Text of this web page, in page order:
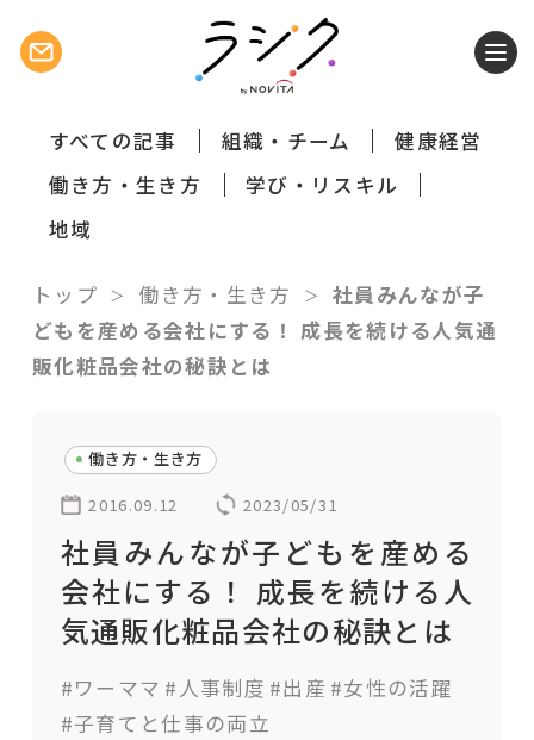
すべての記事 組織・チーム
健康経営
働き方・生き方
学び・リスキル
地域
トップ 働き方・生き方
社員みんなが子
どもを産める会社にする！ 成長を続ける人気通
販化粧品会社の秘訣とは
働き方・生き方
2016.09.12 2023/05/31
社員みんなが子どもを産める
会社にする！ 成長を続ける人
気通販化粧品会社の秘訣とは
#ワーママ #人事制度 #出産 #女性の活躍
#子育てと仕事の両立